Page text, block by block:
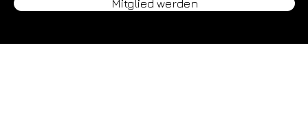
Mitglied werden